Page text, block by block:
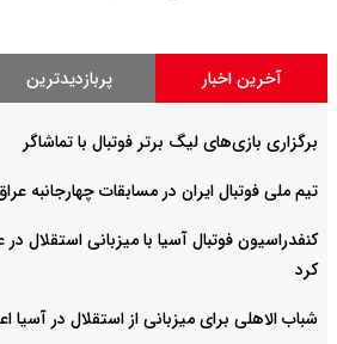
آخرین اخبار پربازدیدترین
برگزاری بازی‌های لیگ برتر فوتبال با تماشاگر
تیم ملی فوتبال ایران در مسابقات چهارجانبه
کنفدراسیون فوتبال آسیا با میزبانی استقلال
کرد
شباب الاهلی برای میزبانی از استقلال در آسیا